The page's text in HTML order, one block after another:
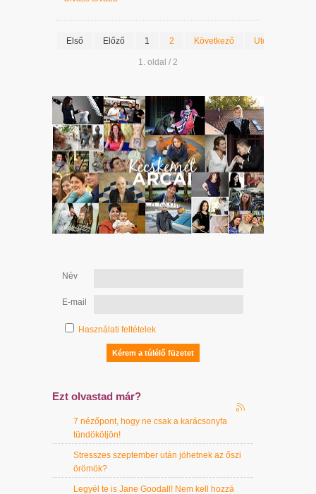
Első Előző 1 2 Következő Utolsó
1. oldal / 2
Név
E-mail
Használati feltételek
Ezt olvastad már?
7 nézőpont, hogy ne csak a karácsonyfa
tündököljön!
Stresszes szeptember után jöhetnek az őszi
örömök?
Legyél te is Jane Goodall! Nem kell hozzá